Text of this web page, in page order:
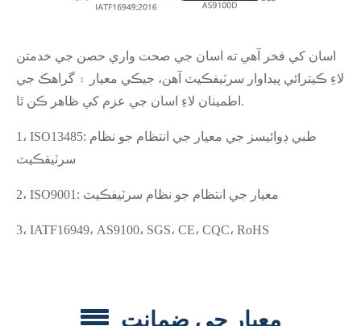
اسان کي فخر آهي ته اسان جي صحت واري حصن جي خدمتن
لاءِ ڪيترائي پيداوار سرٽيفڪيٽ آهن، جيڪي معيار ۽ گراهڪ جي
اطمينان لاءِ اسان جي عزم کي ظاهر ڪن ٿا.
1، ISO13485: طبي ڊوائيسز جي معيار جي انتظام جو نظام
سرٽيفڪيٽ
2، ISO9001: معيار جي انتظام جو نظام سرٽيفڪيٽ
3، IATF16949، AS9100، SGS، CE، CQC، RoHS
معيار جي ضمانت